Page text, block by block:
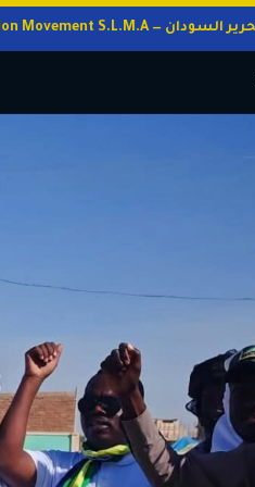
حركة تحرير السودان — Sudan Liberation Movement S.L.M.A